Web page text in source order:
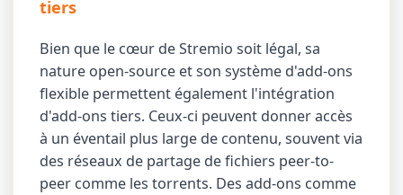
tiers
Bien que le cœur de Stremio soit légal, sa
nature open-source et son système d'add-ons
flexible permettent également l'intégration
d'add-ons tiers. Ceux-ci peuvent donner accès
à un éventail plus large de contenu, souvent via
des réseaux de partage de fichiers peer-to-
peer comme les torrents. Des add-ons comme